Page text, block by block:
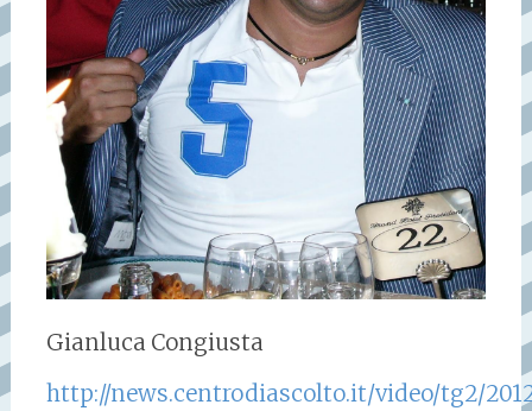
Gianluca Congiusta
http://news.centrodiascolto.it/video/tg2/